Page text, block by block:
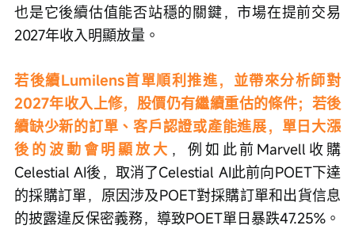
也是它後續估值能否站穩的關鍵，市場在提前交易
2027年收入明顯放量。
若後續Lumilens首單順利推進，並帶來分析師對
2027年收入上修，股價仍有繼續重估的條件；若後
續缺少新的訂單、客戶認證或產能進展，單日大漲
後的波動會明顯放大 ，例如此前Marvell收購
Celestial AI後，取消了Celestial AI此前向POET下達
的採購訂單，原因涉及POET對採購訂單和出貨信息
的披露違反保密義務，導致POET單日暴跌47.25%。